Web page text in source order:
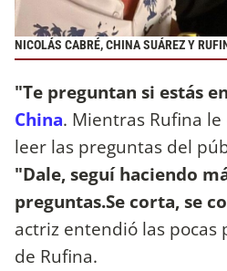
NICOLÁS CABRÉ, CHINA SUÁREZ Y
"Te preguntan si estás
China. Mientras Rufina
leer las preguntas del
"Dale, seguí haciendo
preguntas.Se corta, se
actriz entendió las pocas
de Rufina.